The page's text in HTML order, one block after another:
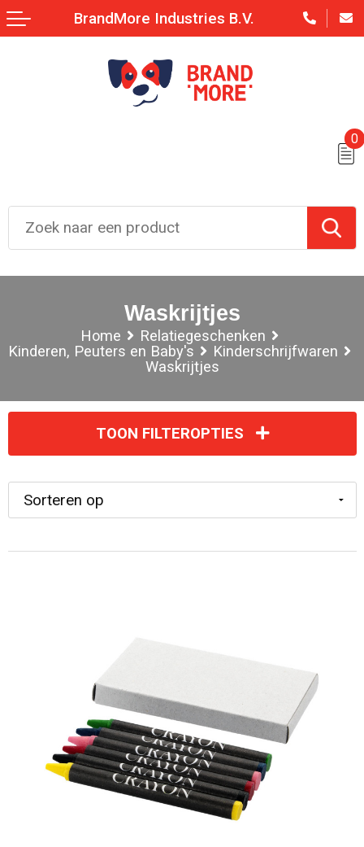
0
BrandMore Industries B.V.
Waskrijtjes
Home
Relatiegeschenken
Kinderen, Peuters en Baby's
Kinderschrijfwaren
Waskrijtjes
TOON FILTEROPTIES